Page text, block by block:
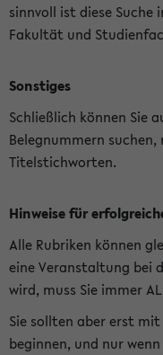
sinnvoll ist diese Suche
Fakultät und
Sonstiges
Schließlich können Sie
Belegnummern
Titelstichworten.
Hinweise für
Alle Rubriken können
eine Veranstaltung bei
wird, muss Sie immer
Sie sollten aber erst
beginnen, und nur